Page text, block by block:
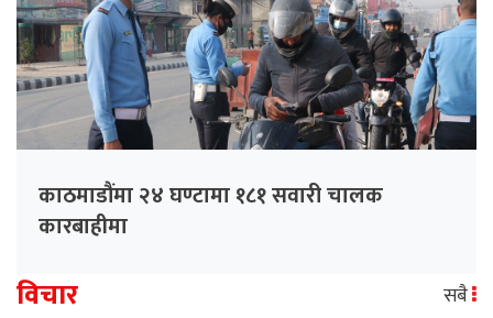
काठमाडौंमा २४ घण्टामा १८१ सवारी चालक
कारबाहीमा
विचार सबै